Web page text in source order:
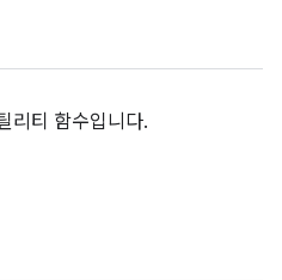
리티 함수입니다.